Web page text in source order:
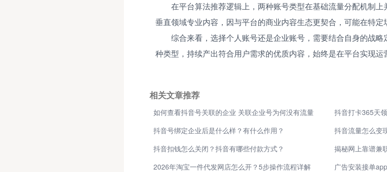
在平台算法推荐逻辑上，两种账号类型在基础流量分配机制
垂直领域专业内容，因与平台的商业内容生态更契合，可能在特定
综合来看，选择个人账号还是企业账号，需要结合自身的战
种类型，持续产出符合用户需求的优质内容，始终是在平台实现运
相关文章推荐
如何查看抖音号关联的企业 关联企业号为何没有流量
抖音号绑定企业后是什么样？有什么作用？
抖音流量怎么变
抖音扣钱怎么关闭？抖音有哪些付款方式？
揭秘网上靠谱兼
2026年淘宝一件代发网店怎么开？5步操作流程详解